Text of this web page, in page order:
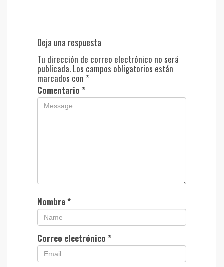
Deja una respuesta
Tu dirección de correo electrónico no será
publicada. Los campos obligatorios están
marcados con *
Comentario *
Nombre*
Correo electrónico *